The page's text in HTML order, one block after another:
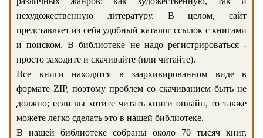
нехудожественную литературу. В целом, сайт
представляет из себя удобный каталог ссылок с книгами
и поиском. В библиотеке не надо регистрироваться -
просто заходите и скачивайте (или читайте).
Все книги находятся в заархивированном виде в
формате ZIP, поэтому проблем со скачиванием быть не
должно; если вы хотите читать книги онлайн, то также
можете легко сделать это в нашей библиотеке.
В нашей библиотеке собраны около 70 тысяч книг,